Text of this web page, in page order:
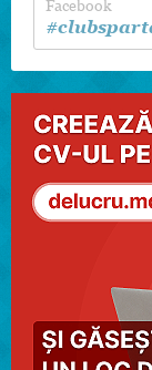
Facebook